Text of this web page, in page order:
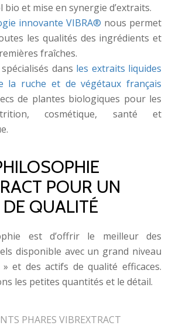
bio et mise en synergie d’extraits.
innovante VIBRA® nous permet
les qualités des ingrédients et
fraîches.
dans les extraits liquides
la ruche et de végétaux français
de plantes biologiques pour les
cosmétique, santé et
POUR UN
DE QUALITÉ
est d’offrir le meilleur des
disponible avec un grand niveau
et des actifs de qualité efficaces.
les petites quantités et le détail.
PHARES VIBREXTRACT